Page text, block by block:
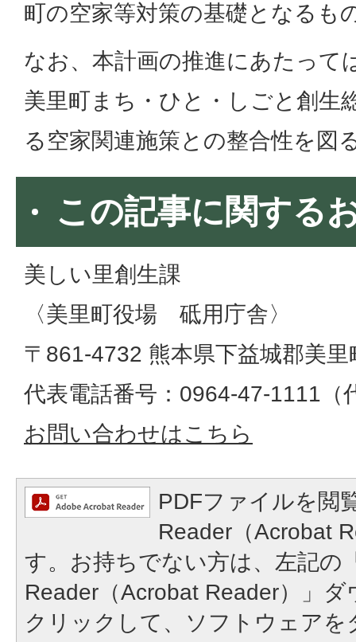
町の空家等対策の基礎となるも
なお、本計画の推進にあたって
美里町まち・ひと・しごと創生
る空家関連施策との整合性を図
この記事に関する
美しい里創生課
〈美里町役場 砥用庁舎〉
〒861-4732 熊本県下益城郡美
代表電話番号：0964-47-1111（
お問い合わせはこちら
PDFファイルを閲
Reader（Acrobat
す。お持ちでない方は、左記の
Reader（Acrobat Reader）」
クリックして、ソフトウェア